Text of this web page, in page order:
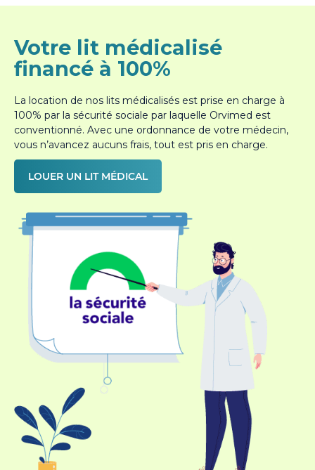
Votre lit médicalisé
financé à 100%
La location de nos lits médicalisés est prise en charge à
100% par la sécurité sociale par laquelle Orvimed est
conventionné. Avec une ordonnance de votre médecin,
vous n’avancez aucuns frais, tout est pris en charge.
LOUER UN LIT MÉDICAL